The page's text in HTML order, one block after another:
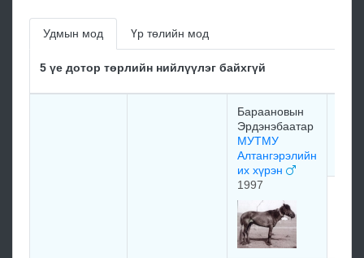
Удмын мод Үр төлийн мод
5 үе дотор төрлийн нийлүүлэг байхгүй
Бараановын
Эрдэнэбаатар
МУТМУ
Алтангэрэлийн
их хүрэн
1997